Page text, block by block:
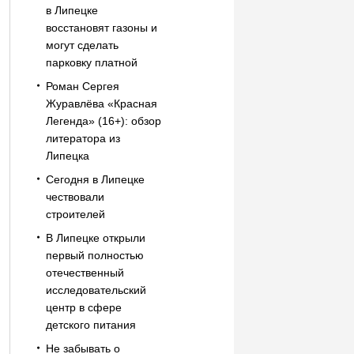
в Липецке
восстановят газоны и
могут сделать
парковку платной
Роман Сергея
Журавлёва «Красная
Легенда» (16+): обзор
литератора из
Липецка
Сегодня в Липецке
чествовали
строителей
В Липецке открыли
первый полностью
отечественный
исследовательский
центр в сфере
детского питания
Не забывать о